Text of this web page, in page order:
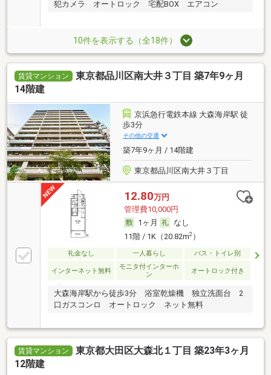
犯カメラ オートロック 宅配BOX エアコン
10件を表示する（全18件）
賃貸マンション
東京都品川区南大井３丁目 築7年9ヶ月
14階建
京浜急行電鉄本線 大森海岸駅 徒
歩3分
その他の交通
築7年9ヶ月 / 14階建
東京都品川区南大井３丁目
12.80万円
管理費10,000円
1ヶ月
なし
11階 / 1K（20.82m2）
礼金なし 一人暮らし バス・トイレ別
インターネット無料
モニタ付インターホ
ン
オートロック付き
大森海岸駅から徒歩3分 浴室乾燥機 独立洗面台 2
口ガスコンロ オートロック ネット無料
賃貸マンション
東京都大田区大森北１丁目 築23年3ヶ月
12階建